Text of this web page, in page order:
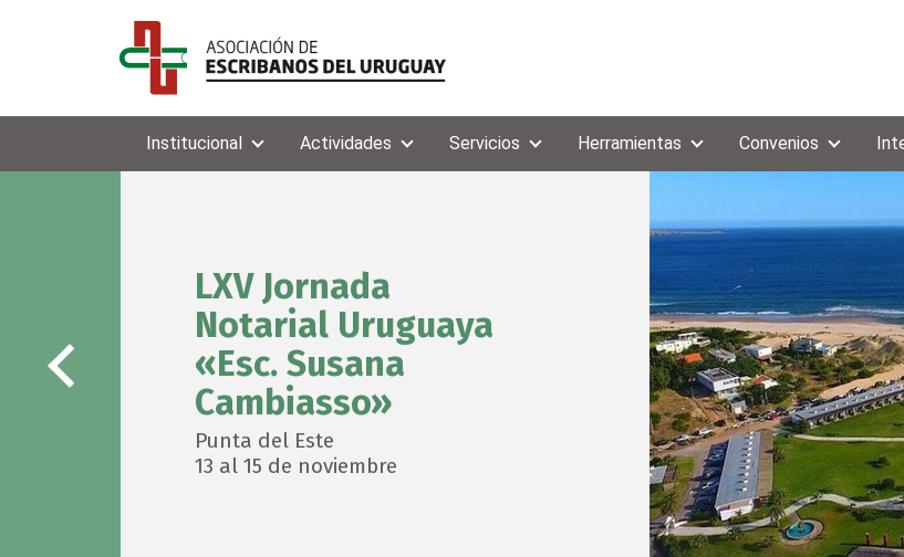
Institucional Actividades Servicios Herramientas Convenios
LXV Jornada
Notarial Uruguaya
«Esc. Susana
Cambiasso»
Punta del Este
13 al 15 de noviembre